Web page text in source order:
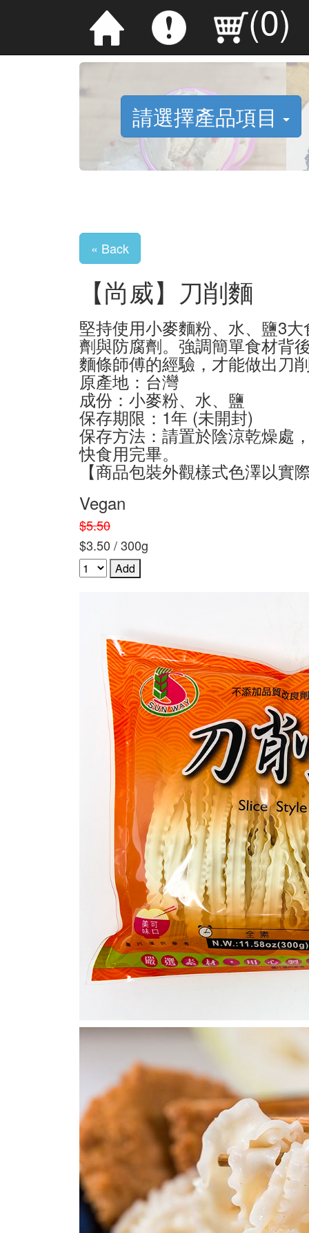
(0)
請選擇產品項目
« Back
【尚威】刀削麵
堅持使用小麥麵粉、水、鹽3
劑與防腐劑。強調簡單食材背
麵條師傅的經驗，才能做出刀
原產地：台灣
成份：小麥粉、水、鹽
保存期限：1年 (未開封)
保存方法：請置於陰涼乾燥處
快食用完畢。
【商品包裝外觀樣式色澤以實
Vegan
$5.50
$3.50 / 300g